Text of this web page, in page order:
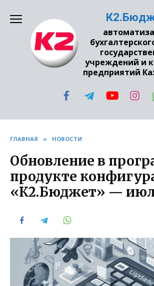
содержанию
учреждений и
предприятий
ГЛАВНАЯ » НОВОСТИ
Обновление в
продукте
«К2.Бюджет» —